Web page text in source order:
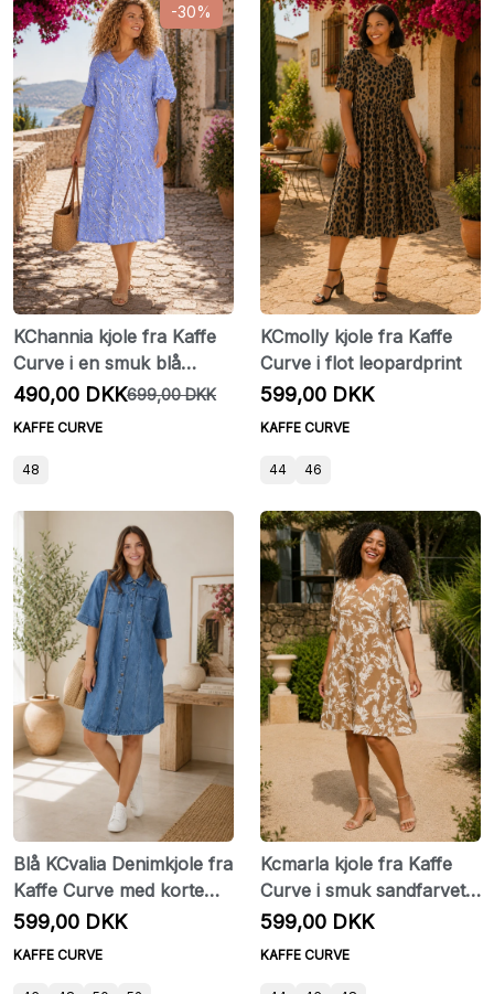
-30%
KChannia kjole fra Kaffe
Curve i en smuk blå
nuance
490,00 DKK699,00 DKK
KAFFE CURVE
48
KCmolly kjole fra Kaffe
Curve i flot leopardprint
599,00 DKK
KAFFE CURVE
44 46
Blå KCvalia Denimkjole fra
Kaffe Curve med korte
ærmer
599,00 DKK
KAFFE CURVE
Kcmarla kjole fra Kaffe
Curve i smuk sandfarvet
nuance med cremefarvet
599,00 DKK
KAFFE CURVE